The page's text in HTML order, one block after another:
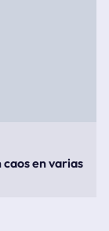
en varias